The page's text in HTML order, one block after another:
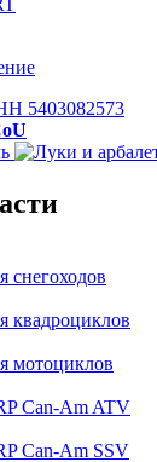
5403082573
снегоходов
квадроциклов
мотоциклов
Can-Am ATV
Can-Am SSV